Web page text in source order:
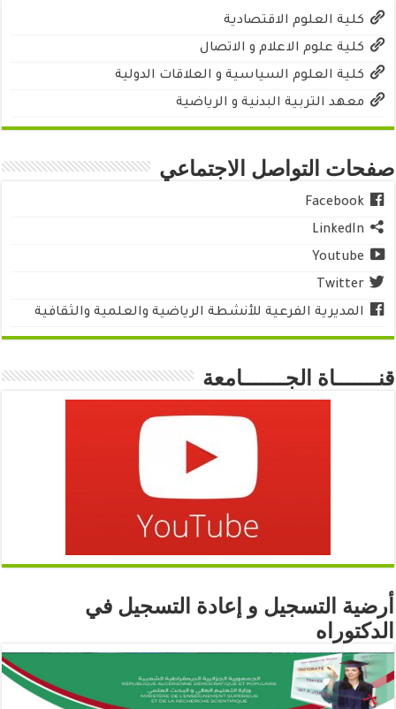
كلية العلوم الاقتصادية
كلية علوم الاعلام و الاتصال
كلية العلوم السياسية و العلاقات الدولية
معهد التربية البدنية و الرياضية
صفحات التواصل الاجتماعي
Facebook
LinkedIn
Youtube
Twitter
المديرية الفرعية للأنشطة الرياضية والعلمية والثقافية
قنـــــــاة الجـــــــامعة
أرضية التسجيل و إعادة التسجيل في
الدكتوراه